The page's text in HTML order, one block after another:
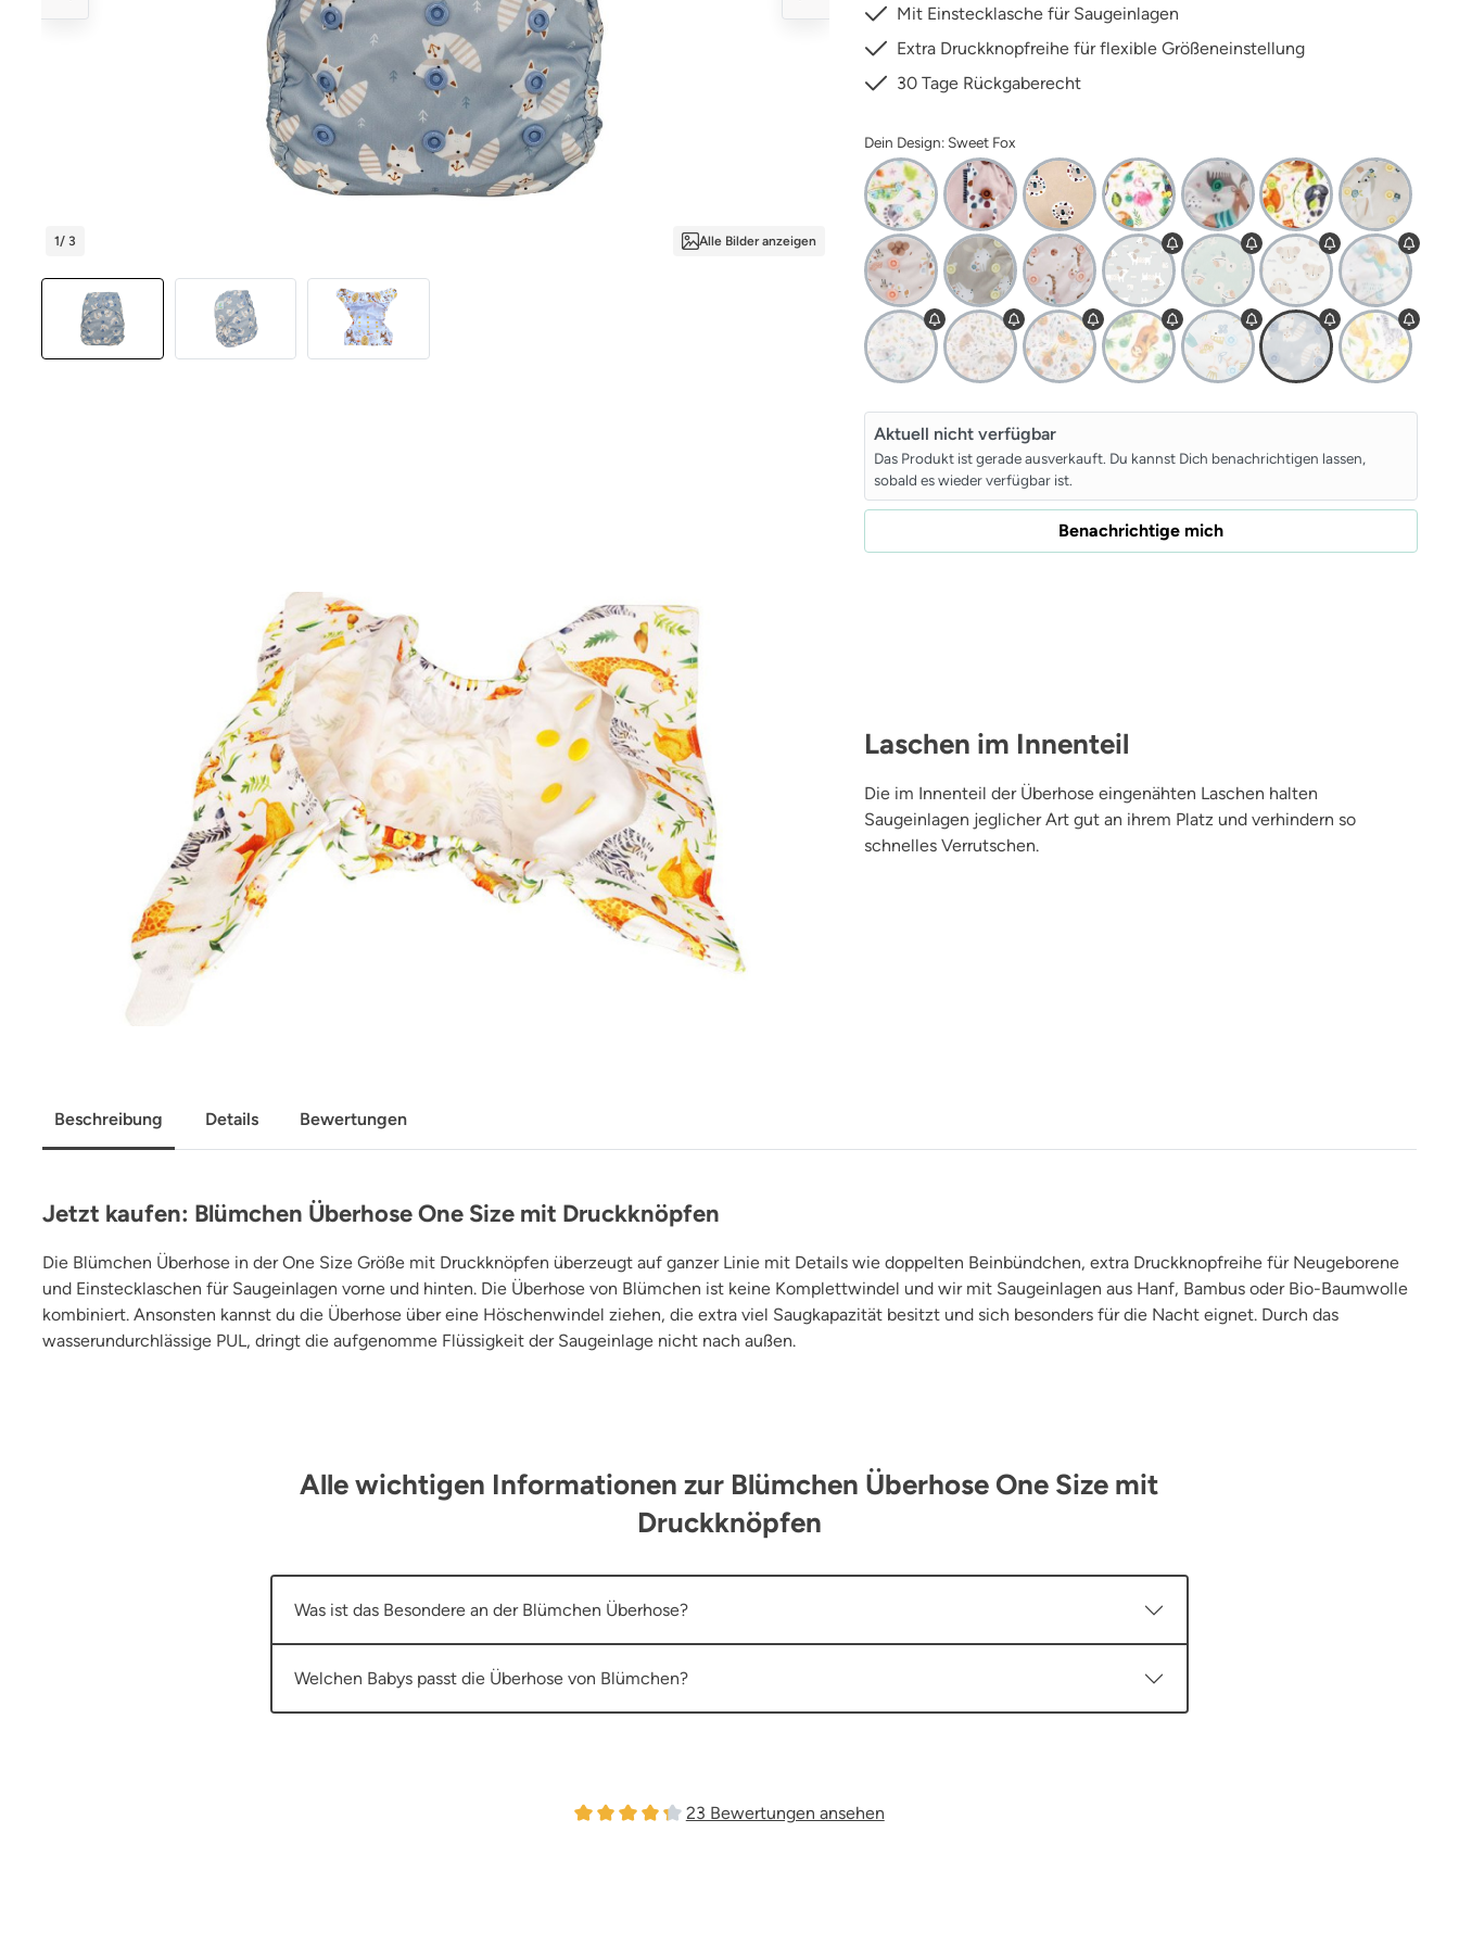
1/ 3 Alle Bilder anzeigen
Mit Einstecklasche für Saugeinlagen
Extra Druckknopfreihe für flexible Größeneinstellung
30 Tage Rückgaberecht
Dein Design: Sweet Fox
Aktuell nicht verfügbar
Das Produkt ist gerade ausverkauft. Du kannst Dich benachrichtigen lassen,
sobald es wieder verfügbar ist.
Benachrichtige mich
Laschen im Innenteil
Die im Innenteil der Überhose eingenähten Laschen halten
Saugeinlagen jeglicher Art gut an ihrem Platz und verhindern so
schnelles Verrutschen.
Beschreibung Details Bewertungen
Jetzt kaufen: Blümchen Überhose One Size mit Druckknöpfen
Die Blümchen Überhose in der One Size Größe mit Druckknöpfen überzeugt auf ganzer Linie mit Details wie doppelten Beinbündchen, extra Druckknopfreihe für Neugeborene
und Einstecklaschen für Saugeinlagen vorne und hinten. Die Überhose von Blümchen ist keine Komplettwindel und wir mit Saugeinlagen aus Hanf, Bambus oder Bio-Baumwolle
kombiniert. Ansonsten kannst du die Überhose über eine Höschenwindel ziehen, die extra viel Saugkapazität besitzt und sich besonders für die Nacht eignet. Durch das
wasserundurchlässige PUL, dringt die aufgenomme Flüssigkeit der Saugeinlage nicht nach außen.
Alle wichtigen Informationen zur Blümchen Überhose One Size mit
Druckknöpfen
Was ist das Besondere an der Blümchen Überhose?
Welchen Babys passt die Überhose von Blümchen?
23 Bewertungen ansehen